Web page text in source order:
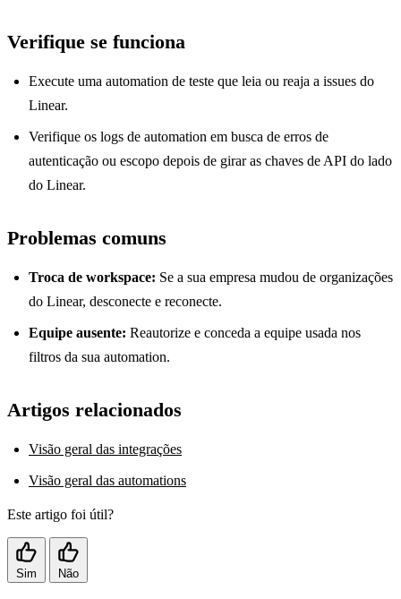
Verifique se funciona
Execute uma automation de teste que leia ou reaja a issues do
Linear.
Verifique os logs de automation em busca de erros de
autenticação ou escopo depois de girar as chaves de API do lado
do Linear.
Problemas comuns
Troca de workspace: Se a sua empresa mudou de organizações
do Linear, desconecte e reconecte.
Equipe ausente: Reautorize e conceda a equipe usada nos
filtros da sua automation.
Artigos relacionados
Visão geral das integrações
Visão geral das automations
Este artigo foi útil?
Sim Não